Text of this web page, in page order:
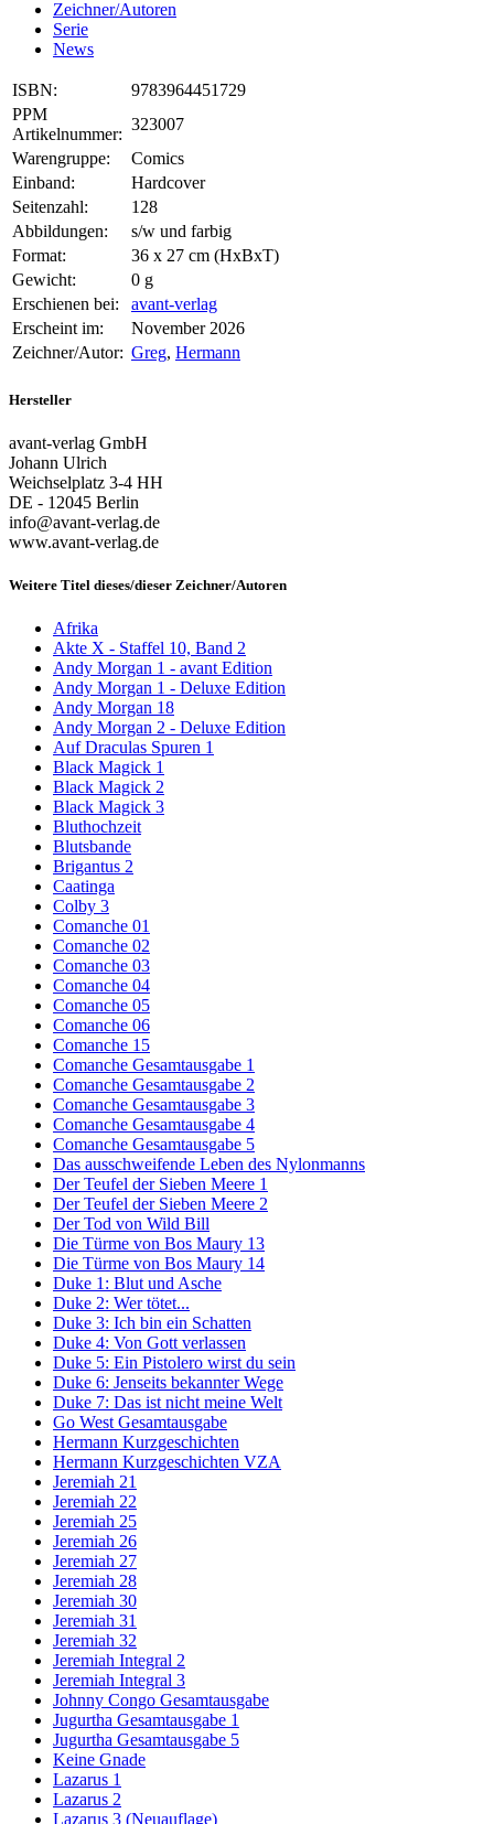
Zeichner/Autoren
Serie
News
ISBN:
9783964451729
PPM
Artikelnummer:
323007
Warengruppe:
Comics
Einband:
Hardcover
Seitenzahl:
128
Abbildungen:
s/w und farbig
Format:
36 x 27 cm (HxBxT)
Gewicht:
0 g
Erschienen bei:
avant-verlag
Erscheint im:
November 2026
Zeichner/Autor: Greg, Hermann
Hersteller
avant-verlag GmbH
Johann Ulrich
Weichselplatz 3-4 HH
DE - 12045 Berlin
info@avant-verlag.de
www.avant-verlag.de
Weitere Titel dieses/dieser Zeichner/Autoren
Afrika
Akte X - Staffel 10, Band 2
Andy Morgan 1 - avant Edition
Andy Morgan 1 - Deluxe Edition
Andy Morgan 18
Andy Morgan 2 - Deluxe Edition
Auf Draculas Spuren 1
Black Magick 1
Black Magick 2
Black Magick 3
Bluthochzeit
Blutsbande
Brigantus 2
Caatinga
Colby 3
Comanche 01
Comanche 02
Comanche 03
Comanche 04
Comanche 05
Comanche 06
Comanche 15
Comanche Gesamtausgabe 1
Comanche Gesamtausgabe 2
Comanche Gesamtausgabe 3
Comanche Gesamtausgabe 4
Comanche Gesamtausgabe 5
Das ausschweifende Leben des Nylonmanns
Der Teufel der Sieben Meere 1
Der Teufel der Sieben Meere 2
Der Tod von Wild Bill
Die Türme von Bos Maury 13
Die Türme von Bos Maury 14
Duke 1: Blut und Asche
Duke 2: Wer tötet...
Duke 3: Ich bin ein Schatten
Duke 4: Von Gott verlassen
Duke 5: Ein Pistolero wirst du sein
Duke 6: Jenseits bekannter Wege
Duke 7: Das ist nicht meine Welt
Go West Gesamtausgabe
Hermann Kurzgeschichten
Hermann Kurzgeschichten VZA
Jeremiah 21
Jeremiah 22
Jeremiah 25
Jeremiah 26
Jeremiah 27
Jeremiah 28
Jeremiah 30
Jeremiah 31
Jeremiah 32
Jeremiah Integral 2
Jeremiah Integral 3
Johnny Congo Gesamtausgabe
Jugurtha Gesamtausgabe 1
Jugurtha Gesamtausgabe 5
Keine Gnade
Lazarus 1
Lazarus 2
Lazarus 3 (Neuauflage)